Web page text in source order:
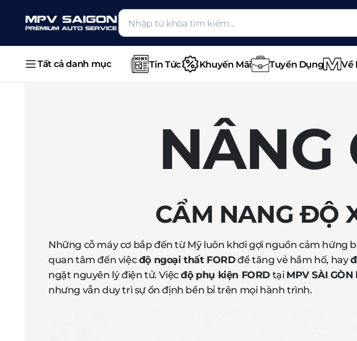
Tất cả danh mục Tin Tức Khuyến Mãi Tuyển Dụng Về
NÂNG
CẨM NANG ĐỘ
Những cỗ máy cơ bắp đến từ Mỹ luôn khơi gợi nguồn cảm hứng
quan tâm đến việcđộ ngoại thất FORDđể tăng vẻ hầm hố, hay
ngặt nguyên lý điện tử. Việcđộ phụ kiện FORD tại MPV SÀI GÒN
nhưng vẫn duy trì sự ổn định bền bỉ trên mọi hành trình.